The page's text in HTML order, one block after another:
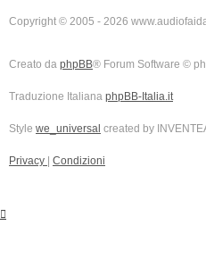
Copyright © 2005 - 2026
Creato da phpBB® Forum Software ©
Traduzione Italiana phpBB-Italia.it
Style we_universal created by
Privacy Condizioni